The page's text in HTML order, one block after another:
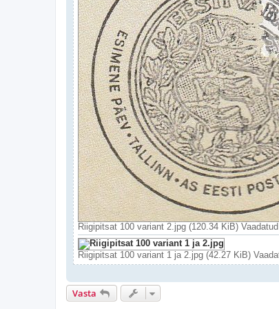
Riigipitsat 100 variant 2.jpg (120.34 KiB)
Riigipitsat 100 variant 1 ja 2.jpg (42.27 KiB)
Vasta